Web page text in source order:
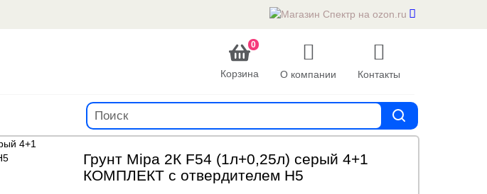
0
Корзина О компании Контакты
Грунт Mipa 2К F54 (1л+0,25л) серый 4+1
КОМПЛЕКТ с отвердителем H5